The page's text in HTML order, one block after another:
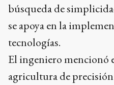
búsqueda de
se apoya en la
tecnologías.
El ingeniero mencionó
agricultura de